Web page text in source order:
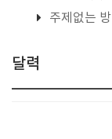
주제없는 방
달력